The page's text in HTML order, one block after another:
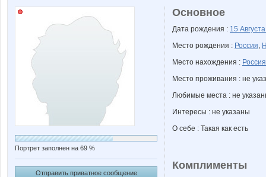
Портрет заполнен на 69 %
Отправить приватное сообщение
Основное
Дата рождения : 15
Место рождения : Россия,
Место нахождения : Россия
Место проживания : не
Любимые места : не
Интересы : не указаны
О себе : Такая как есть
Комплименты